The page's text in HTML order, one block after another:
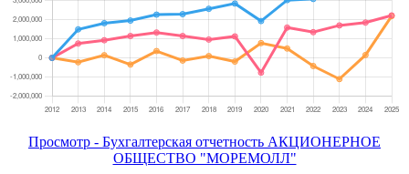
Просмотр - Бухгалтерская отчетность АКЦИОНЕРНОЕ
ОБЩЕСТВО "МОРЕМОЛЛ"